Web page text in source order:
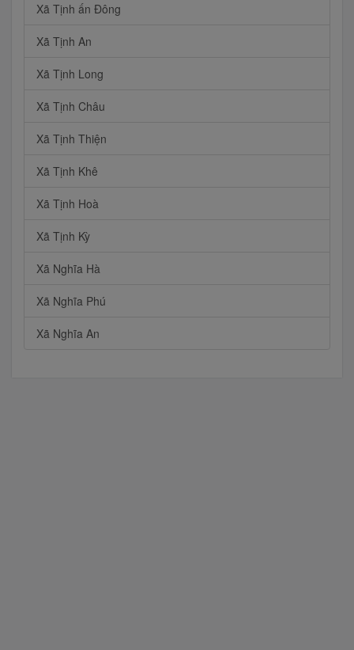
Xã Tịnh ấn Đông
Xã Tịnh An
Xã Tịnh Long
Xã Tịnh Châu
Xã Tịnh Thiện
Xã Tịnh Khê
Xã Tịnh Hoà
Xã Tịnh Kỳ
Xã Nghĩa Hà
Xã Nghĩa Phú
Xã Nghĩa An